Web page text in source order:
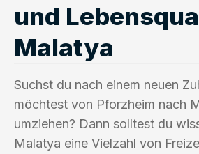
und
Malatya
Suchst du nach einem neuen
möchtest von Pforzheim nach
umziehen? Dann solltest du
Malatya eine Vielzahl von